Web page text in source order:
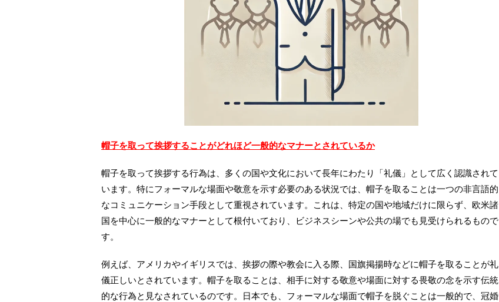
帽子を取って挨拶することがどれほど一般的なマナーとされているか
帽子を取って挨拶する行為は、多くの国や文化において長年にわたり「礼儀」として広く認識されて
います。特にフォーマルな場面や敬意を示す必要のある状況では、帽子を取ることは一つの非言語的
なコミュニケーション手段として重視されています。これは、特定の国や地域だけに限らず、欧米諸
国を中心に一般的なマナーとして根付いており、ビジネスシーンや公共の場でも見受けられるもので
す。
例えば、アメリカやイギリスでは、挨拶の際や教会に入る際、国旗掲揚時などに帽子を取ることが礼
儀正しいとされています。帽子を取ることは、相手に対する敬意や場面に対する畏敬の念を示す伝統
的な行為と見なされているのです。日本でも、フォーマルな場面で帽子を脱ぐことは一般的で、冠婚